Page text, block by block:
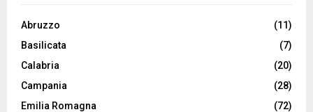
Abruzzo
(11)
Basilicata
(7)
Calabria
(20)
Campania
(28)
Emilia Romagna
(72)